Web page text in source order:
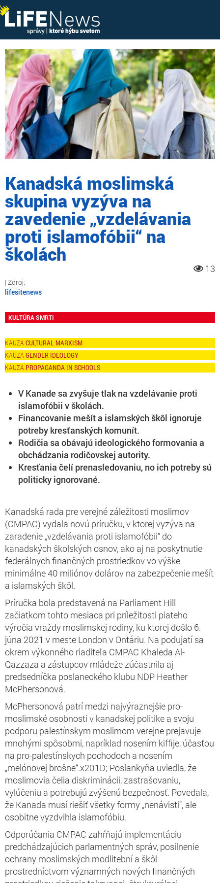
Kanadská moslimská
skupina vyzýva na
zavedenie „vzdelávania
proti islamofóbii“ na
školách
13
lifesitenews
KULTÚRA SMRTI
CULTURAL MARXISM
GENDER IDEOLOGY
PROPAGANDA IN SCHOOLS
V Kanade sa zvyšuje tlak na vzdelávanie proti
islamofóbii v školách.
Financovanie mešít a islamských škôl ignoruje
potreby kresťanských komunít.
Rodičia sa obávajú ideologického formovania a
obchádzania rodičovskej autority.
Kresťania čelí prenasledovaniu, no ich potreby sú
politicky ignorované.
Kanadská rada pre verejné záležitosti moslimov
(CMPAC) vydala novú príručku, v ktorej vyzýva na
zaradenie „vzdelávania proti islamofóbii“ do
kanadských školských osnov, ako aj na poskytnutie
federálnych finančných prostriedkov vo výške
minimálne 40 miliónov dolárov na zabezpečenie mešít
a islamských škôl.
Príručka bola predstavená na Parliament Hill
začiatkom tohto mesiaca pri príležitosti piateho
výročia vraždy moslimskej rodiny, ku ktorej došlo 6.
júna 2021 v meste London v Ontáriu. Na podujatí sa
okrem výkonného riaditeľa CMPAC Khaleda Al-
Qazzaza a zástupcov mládeže zúčastnila aj
predsedníčka poslaneckého klubu NDP Heather
McPhersonová.
McPhersonová patrí medzi najvýraznejšie pro-
moslimské osobnosti v kanadskej politike a svoju
podporu palestínskym moslimom verejne prejavuje
mnohými spôsobmi, napríklad nosením kiffije, účasťou
na pro-palestínskych pochodoch a nosením
„melónovej brošne“.x201D; Poslankyňa uviedla, že
moslimovia čelia diskriminácii, zastrašovaniu,
vylúčeniu a potrebujú zvýšenú bezpečnosť. Povedala,
že Kanada musí riešiť všetky formy „nenávisti“, ale
osobitne vyzdvihla islamofóbiu.
Odporúčania CMPAC zahŕňajú implementáciu
predchádzajúcich parlamentných správ, posilnenie
ochrany moslimských modlitební a škôl
prostredníctvom významných nových finančných